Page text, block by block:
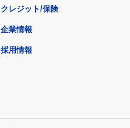
クレジット/保険
企業情報
採用情報